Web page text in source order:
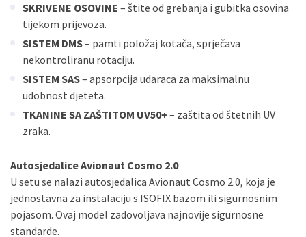
SKRIVENE OSOVINE – štite od grebanja i gubitka osovina
tijekom prijevoza.
SISTEM DMS– pamti položaj kotača, sprječava
nekontroliranu rotaciju.
SISTEM SAS– apsorpcija udaraca za maksimalnu
udobnost djeteta.
TKANINE SA ZAŠTITOM UV50+ – zaštita od štetnih UV
zraka.
Autosjedalice Avionaut Cosmo 2.0
U setu se nalazi autosjedalica Avionaut Cosmo 2.0, koja je
jednostavna za instalaciju s ISOFIX bazom ili sigurnosnim
pojasom. Ovaj model zadovoljava najnovije sigurnosne
standarde.